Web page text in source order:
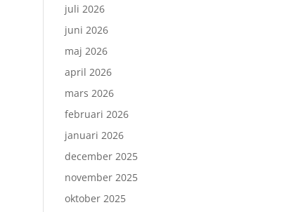
juli 2026
juni 2026
maj 2026
april 2026
mars 2026
februari 2026
januari 2026
december 2025
november 2025
oktober 2025